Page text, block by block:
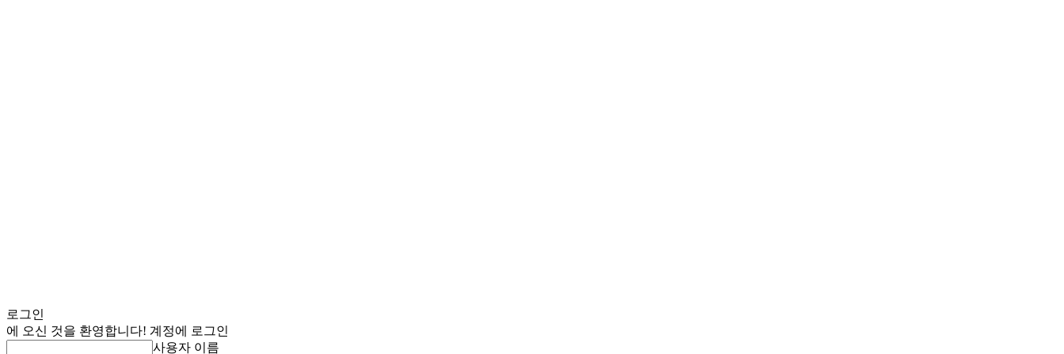
로그인
에 오신 것을 환영합니다! 계정에 로그인
사용자 이름